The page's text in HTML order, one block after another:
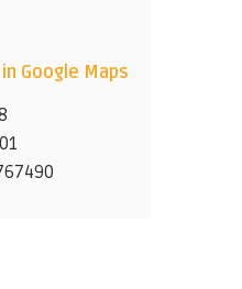
Google Maps